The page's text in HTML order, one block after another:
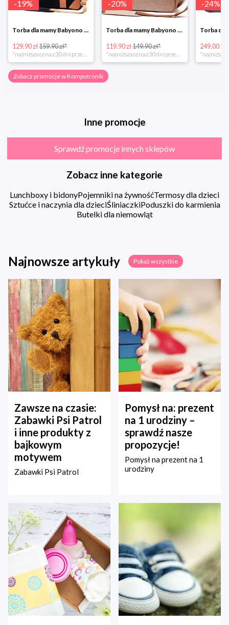
-19%
Torba dla mamy Babyono 1505/01 Comfort Icoinic 5/5
129.90 zł159.90 zł*
-20%
Torba dla mamy Babyono 1507/01 Comfort Chic w super cenie
119.90 zł149.90 zł*
-24%
249.00 zł
Zobacz promocje w Komputronik
Inne promocje
Sprawdź promocje innych sklepów
Zobacz inne kategorie
Lunchboxy i bidonyPojemniki na żywnośćTermosy dla dzieci
Sztućce i naczynia dla dzieciŚliniaczkiPoduszki do karmienia
Butelki dla niemowląt
Najnowsze artykuły Pokaż wszystkie
Zawsze na czasie:
Zabawki Psi Patrol
i inne produkty z
bajkowym
motywem
Zabawki Psi Patrol
Pomysł na: prezent
na 1 urodziny –
sprawdź nasze
propozycje!
Pomysł na prezent na 1
urodziny